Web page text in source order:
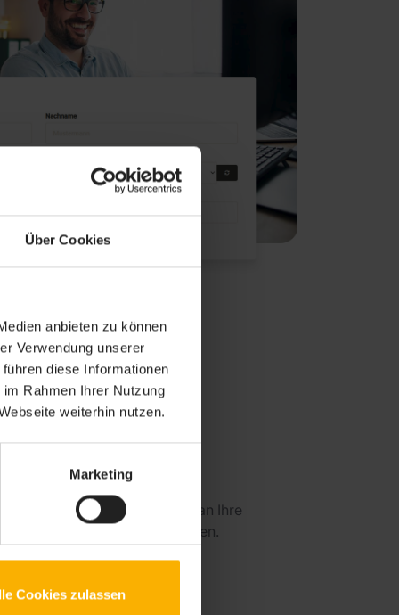
Über Cookies
anbieten zu können
Verwendung unserer
diese Informationen
Rahmen Ihrer Nutzung
weiterhin nutzen.
Marketing
Cookies zulassen
Sie dann eine Einladung an Ihre
beginnen können.